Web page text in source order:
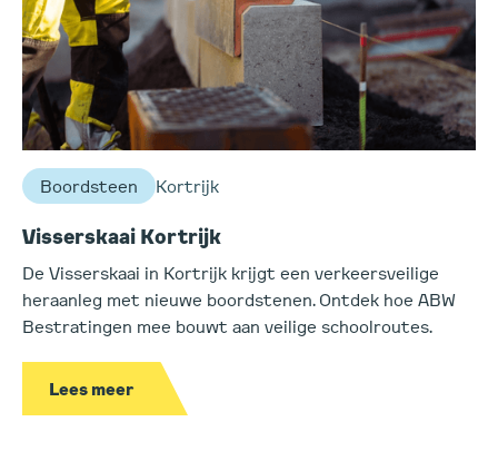
Boordsteen Kortrijk
Visserskaai Kortrijk
De Visserskaai in Kortrijk krijgt een verkeersveilige
heraanleg met nieuwe boordstenen. Ontdek hoe ABW
Bestratingen mee bouwt aan veilige schoolroutes.
Lees meer